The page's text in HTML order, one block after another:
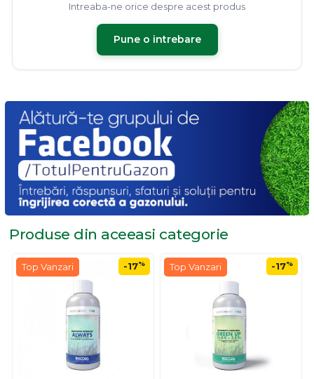
Intreaba-ne orice despre acest produs
Pune o intrebare
Produse din aceeasi categorie
-17%
Top Vanzari -17%
Top Vanzari